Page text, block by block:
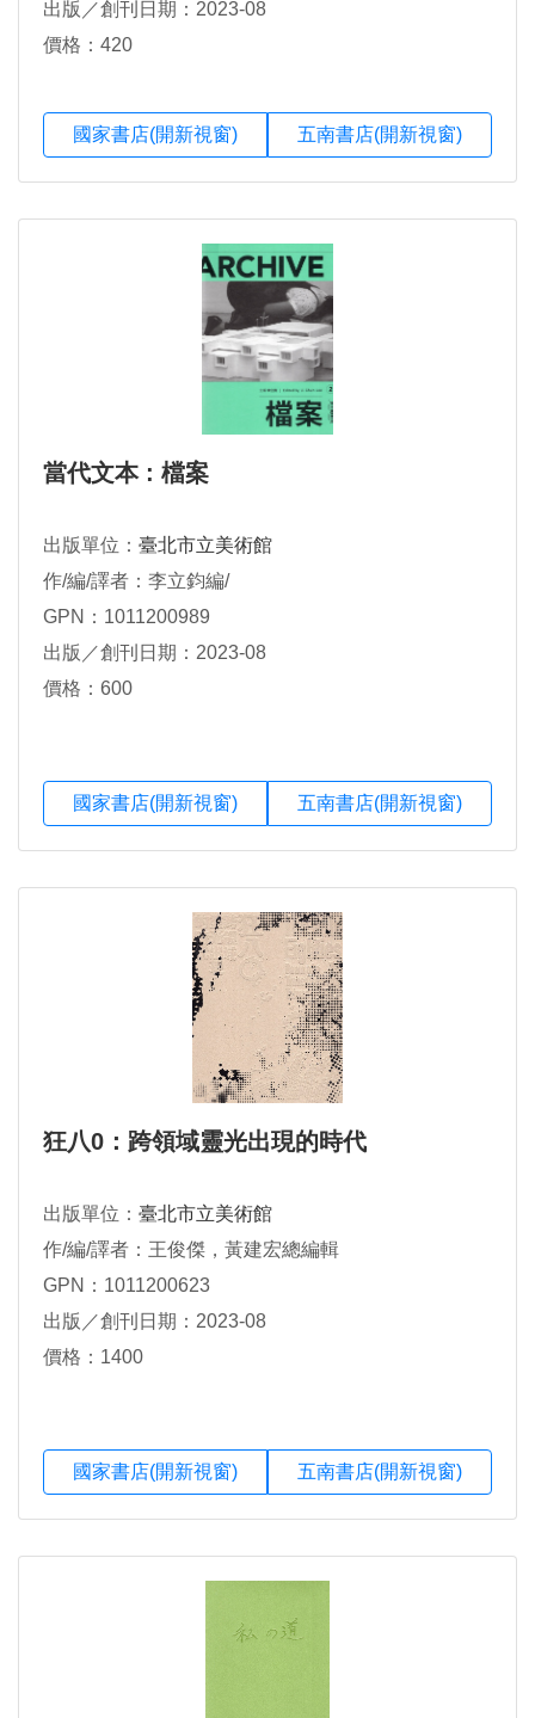
出版／創刊日期：2023-08
價格：420
國家書店(開新視窗) 五南書店(開新視窗)
當代文本 : 檔案
出版單位： 臺北市立美術館
作/編/譯者：李立鈞編/
GPN：1011200989
出版／創刊日期：2023-08
價格：600
國家書店(開新視窗) 五南書店(開新視窗)
狂八0：跨領域靈光出現的時代
出版單位： 臺北市立美術館
作/編/譯者：王俊傑，黃建宏總編輯
GPN：1011200623
出版／創刊日期：2023-08
價格：1400
國家書店(開新視窗) 五南書店(開新視窗)